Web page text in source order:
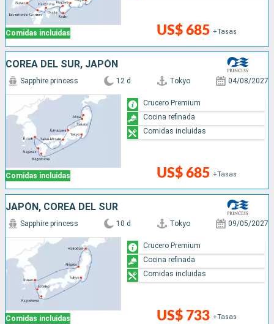
Comidas incluidas US$ 685 +Tasas
COREA DEL SUR, JAPÓN
Comidas incluidas
Sapphire princess 12 d Tokyo 04/08/2027
US$ 685 +Tasas
Crucero Premium
Cocina refinada
Comidas incluidas
JAPÓN, COREA DEL SUR
Comidas incluidas
Sapphire princess 10 d Tokyo 09/05/2027
US$ 733 +Tasas
Crucero Premium
Cocina refinada
Comidas incluidas